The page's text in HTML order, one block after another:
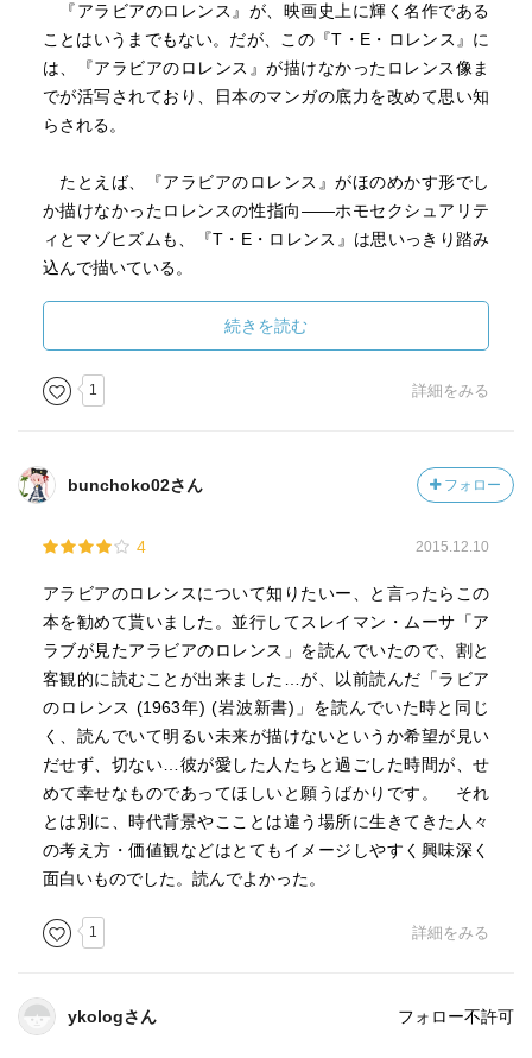
『アラビアのロレンス』が、映画史上に輝く名作である
ことはいうまでもない。だが、この『T・E・ロレンス』に
は、『アラビアのロレンス』が描けなかったロレンス像ま
でが活写されており、日本のマンガの底力を改めて思い知
らされる。
たとえば、『アラビアのロレンス』がほのめかす形でし
か描けなかったロレンスの性指向――ホモセクシュアリテ
ィとマゾヒズムも、『T・E・ロレンス』は思いっきり踏み
込んで描いている。
子の『日出処の天子』などに開花した「BL」の伝統が、日
本のマンガにあればこそだろう。
また、ロレンスの複雑きわまる内面についての描写も、
表現形式そのものが持つ力のなせる技であろう。
作。
続きを読む
1 詳細をみる
bunchoko02さん フォロー
4 2015.12.10
アラビアのロレンスについて知りたいー、と言ったらこの
本を勧めて貰いました。並行してスレイマン・ムーサ「ア
ラブが見たアラビアのロレンス」を読んでいたので、割と
客観的に読むことが出来ました…が、以前読んだ「ラビア
のロレンス (1963年) (岩波新書)」を読んでいた時と同じ
く、読んでいて明るい未来が描けないというか希望が見い
だせず、切ない…彼が愛した人たちと過ごした時間が、せ
めて幸せなものであってほしいと願うばかりです。 それ
とは別に、時代背景やこことは違う場所に生きてきた人々
の考え方・価値観などはとてもイメージしやすく興味深く
面白いものでした。読んでよかった。
1 詳細をみる
ykologさん フォロー不許可